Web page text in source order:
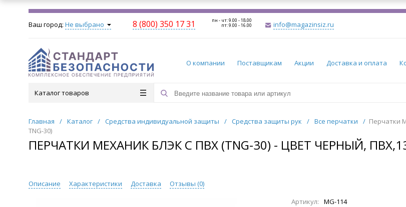
Ваш город: Не выбрано 8 (800) 350 17 31 пн - чт: 9.00 - 18.00
пт: 9.00 - 16.00 info@magazinsiz.ru
О компании Поставщикам Акции Доставка и оплата
Каталог товаров
Главная / Каталог / Средства индивидуальной защиты / Средства защиты рук / Все перчатки / Перчатки
TNG-30)
ПЕРЧАТКИ МЕХАНИК БЛЭК С ПВХ (TNG-30) - ЦВЕТ ЧЕРНЫЙ,
Описание Характеристики Доставка Отзывы (0)
Артикул: MG-114